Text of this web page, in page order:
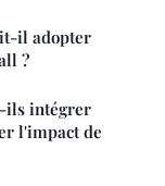
il adopter
?
ils intégrer
l'impact de